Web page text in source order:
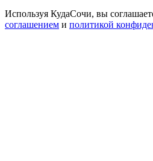
Используя КудаСочи, вы
соглашением и политикой